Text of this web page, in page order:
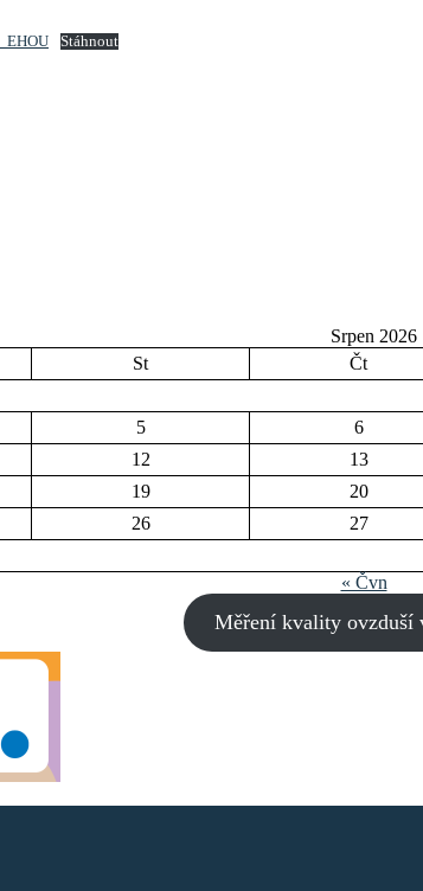
Stáhnout
Srpen 2026
St Čt
5 6
12 13
19 20
26 27
« Čvn
Měření kvality ovzduší